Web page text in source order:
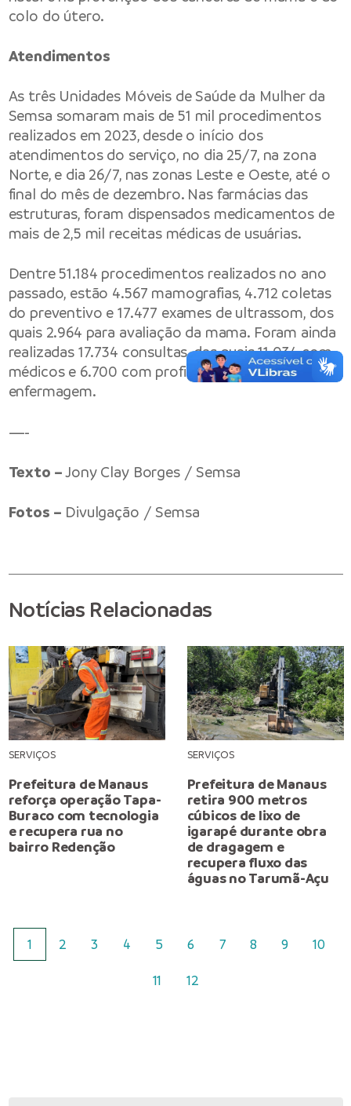
colo do útero.
Atendimentos
As três Unidades Móveis de Saúde da Mulher da
Semsa somaram mais de 51 mil procedimentos
realizados em 2023, desde o início dos
atendimentos do serviço, no dia 25/7, na zona
Norte, e dia 26/7, nas zonas Leste e Oeste, até o
final do mês de dezembro. Nas farmácias das
estruturas, foram dispensados medicamentos de
mais de 2,5 mil receitas médicas de usuárias.
Dentre 51.184 procedimentos realizados no ano
passado, estão 4.567 mamografias, 4.712 coletas
do preventivo e 17.477 exames de ultrassom, dos
quais 2.964 para avaliação da mama. Foram ainda
realizadas 17.734 consultas, das quais 11.034 com
médicos e 6.700 com profissionais de
enfermagem.
—-
Texto –Jony Clay Borges / Semsa
Fotos – Divulgação / Semsa
Notícias Relacionadas
SERVIÇOS
Prefeitura de Manaus
reforça operação Tapa-
Buraco com tecnologia
e recupera rua no
bairro Redenção
SERVIÇOS
Prefeitura de Manaus
retira 900 metros
cúbicos de lixo de
igarapé durante obra
de dragagem e
recupera fluxo das
águas no Tarumã-Açu
1 2 3 4 5 6 7 8 9 10
11 12